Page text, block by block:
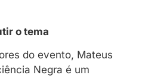
o tema
do evento, Mateus
Negra é um